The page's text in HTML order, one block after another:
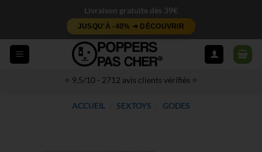
Livraison gratuite dès 39€
JUSQU'À -40% ➜ DÉCOUVRIR
⭐ 9,5/10 - 2712 avis clients vérifiés ⭐
ACCUEIL SEXTOYS GODES